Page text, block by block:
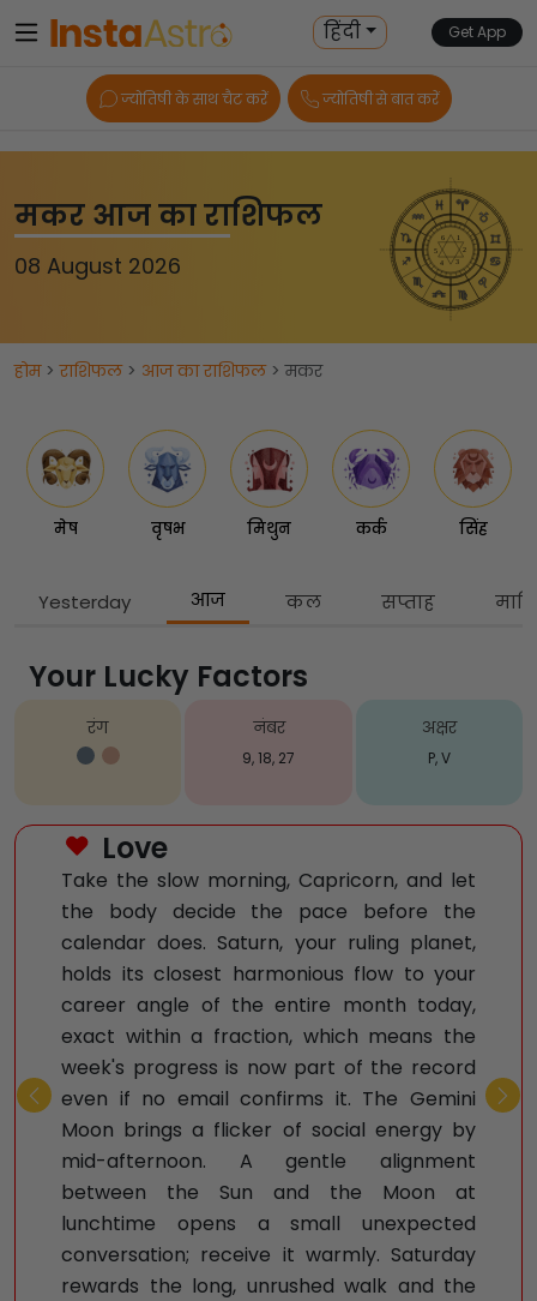
हिंदी Get App
ज्योतिषी के साथ चैट करें ज्योतिषी से बात करें
मकर आज का राशिफल
08 August 2026
होम>राशिफल> आज का राशिफल> मकर
मेष वृषभ मिथुन कर्क सिंह
Yesterday आज कल सप्ताह
Your Lucky Factors
रंग नंबर
9, 18, 27
अक्षर
P, V
Love
Take the slow morning, Capricorn, and let
the body decide the pace before the
calendar does. Saturn, your ruling planet,
holds its closest harmonious flow to your
career angle of the entire month today,
exact within a fraction, which means the
week's progress is now part of the record
even if no email confirms it. The Gemini
Moon brings a flicker of social energy by
mid-afternoon. A gentle alignment
between the Sun and the Moon at
lunchtime opens a small unexpected
conversation; receive it warmly. Saturday
rewards the long, unrushed walk and the
Previous